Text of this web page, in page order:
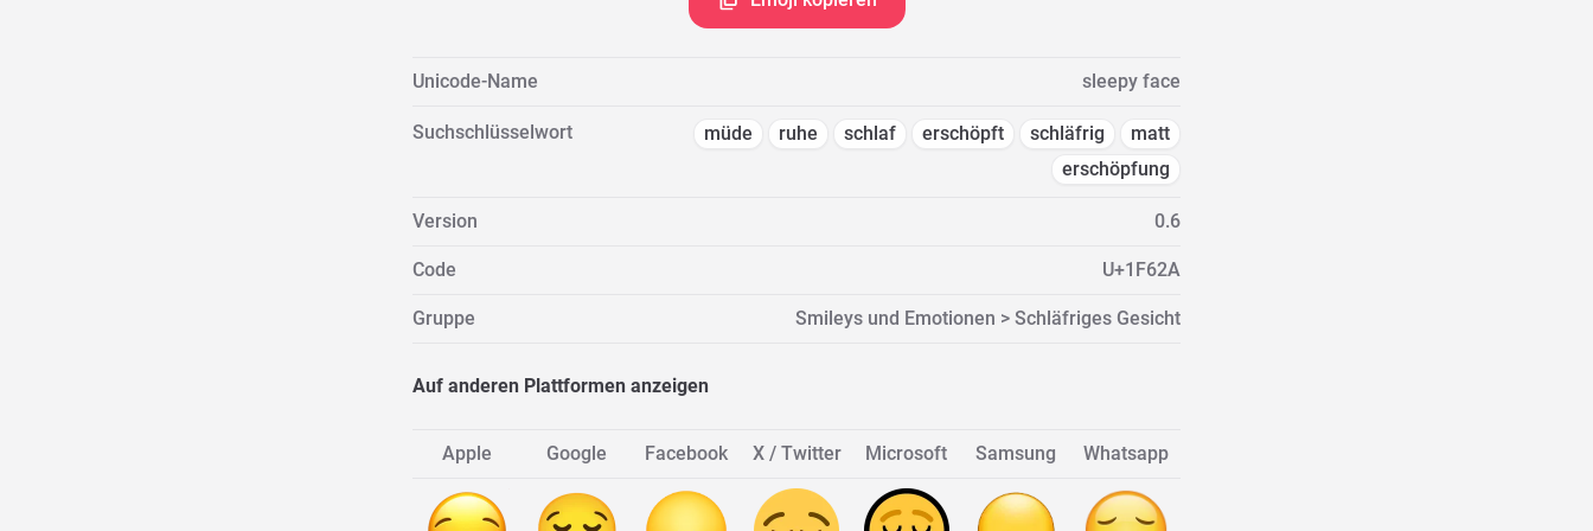
Unicode-Name sleepy face
Suchschlüsselwort müde ruhe schlaf erschöpft schläfrig
matt
erschöpfung
Version 0.6
Code U+1F62A
Gruppe Smileys und Emotionen > Schläfriges Gesicht
Auf anderen Plattformen anzeigen
Apple Google Facebook X / Twitter Microsoft Samsung Whatsapp